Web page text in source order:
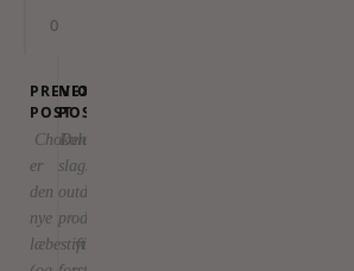
0
PREVIOUS
POST
Chokolade
er
den
nye
læbestift
NEXT
POST
Den
slags
outdoor-
produkter,
vi